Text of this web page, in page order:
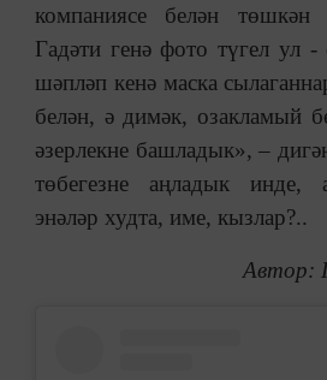
компаниясе белән төшкән
Гадәти генә фото түгел ул -
шәпләп кенә маска
белән, ә димәк, озакламый
әзерлекне башладык», ‒
төбегезне аңладык инде,
энәләр худта, име, кызлар?..
Автор: